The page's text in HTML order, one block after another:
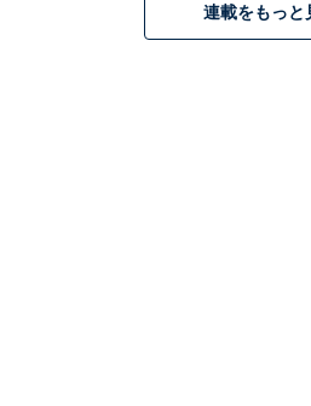
※回答者コメントは原文ママで
連載をもっと